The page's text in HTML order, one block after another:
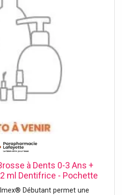
à Dents 0-3 Ans +
ml Dentifrice - Pochette
et 1 mini dentifrice
Débutant permet une